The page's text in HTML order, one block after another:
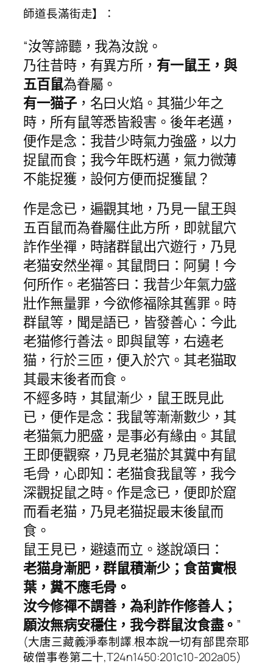
師道長滿街走】：
“汝等諦聽，我為汝說。
乃往昔時，有異方所， 有一鼠王，與
五百鼠為眷屬。
有一猫子，名曰火焰。其猫少年之
時，所有鼠等悉皆殺害。後年老邁，
便作是念：我昔少時氣力強盛，以力
捉鼠而食；我今年既朽邁，氣力微薄
不能捉獲，設何方便而捉獲鼠？
作是念已，遍觀其地，乃見一鼠王與
五百鼠而為眷屬住此方所，即就鼠穴
詐作坐禪，時諸群鼠出穴遊行，乃見
老猫安然坐禪。其鼠問曰：阿舅！今
何所作。老猫答曰：我昔少年氣力盛
壯作無量罪，今欲修福除其舊罪。時
群鼠等，聞是語已，皆發善心：今此
老猫修行善法。即與鼠等，右遶老
猫，行於三匝，便入於穴。其老猫取
其最末後者而食。
不經多時，其鼠漸少，鼠王既見此
已，便作是念：我鼠等漸漸數少，其
老猫氣力肥盛，是事必有緣由。其鼠
王即便觀察，乃見老猫於其糞中有鼠
毛骨，心即知：老猫食我鼠等，我今
深觀捉鼠之時。作是念已，便即於窟
而看老猫，乃見老猫捉最末後鼠而
食。
鼠王見已，避遠而立。遂說頌曰：
老猫身漸肥，群鼠積漸少；食苗實根
葉，糞不應毛骨。
汝今修禪不謂善，為利詐作修善人；
願汝無病安穩住，我今群鼠汝食盡。 ”
(大唐三藏義淨奉制譯.根本說一切有部毘奈耶
破僧事卷第二十,T24n1450:201c10-202a05)